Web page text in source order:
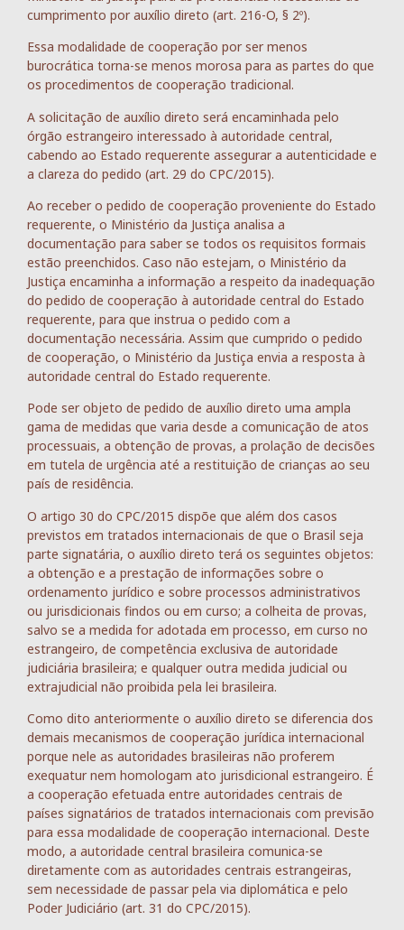
cumprimento por auxílio direto (art. 216-O, § 2º).
Essa modalidade de cooperação por ser menos
burocrática torna-se menos morosa para as partes do que
os procedimentos de cooperação tradicional.
A solicitação de auxílio direto será encaminhada pelo
órgão estrangeiro interessado à autoridade central,
cabendo ao Estado requerente assegurar a autenticidade e
a clareza do pedido (art. 29 do CPC/2015).
Ao receber o pedido de cooperação proveniente do Estado
requerente, o Ministério da Justiça analisa a
documentação para saber se todos os requisitos formais
estão preenchidos. Caso não estejam, o Ministério da
Justiça encaminha a informação a respeito da inadequação
do pedido de cooperação à autoridade central do Estado
requerente, para que instrua o pedido com a
documentação necessária. Assim que cumprido o pedido
de cooperação, o Ministério da Justiça envia a resposta à
autoridade central do Estado requerente.
Pode ser objeto de pedido de auxílio direto uma ampla
gama de medidas que varia desde a comunicação de atos
processuais, a obtenção de provas, a prolação de decisões
em tutela de urgência até a restituição de crianças ao seu
país de residência.
O artigo 30 do CPC/2015 dispõe que além dos casos
previstos em tratados internacionais de que o Brasil seja
parte signatária, o auxílio direto terá os seguintes objetos:
a obtenção e a prestação de informações sobre o
ordenamento jurídico e sobre processos administrativos
ou jurisdicionais findos ou em curso; a colheita de provas,
salvo se a medida for adotada em processo, em curso no
estrangeiro, de competência exclusiva de autoridade
judiciária brasileira; e qualquer outra medida judicial ou
extrajudicial não proibida pela lei brasileira.
Como dito anteriormente o auxílio direto se diferencia dos
demais mecanismos de cooperação jurídica internacional
porque nele as autoridades brasileiras não proferem
exequatur nem homologam ato jurisdicional estrangeiro. É
a cooperação efetuada entre autoridades centrais de
países signatários de tratados internacionais com previsão
para essa modalidade de cooperação internacional. Deste
modo, a autoridade central brasileira comunica-se
diretamente com as autoridades centrais estrangeiras,
sem necessidade de passar pela via diplomática e pelo
Poder Judiciário (art. 31 do CPC/2015).